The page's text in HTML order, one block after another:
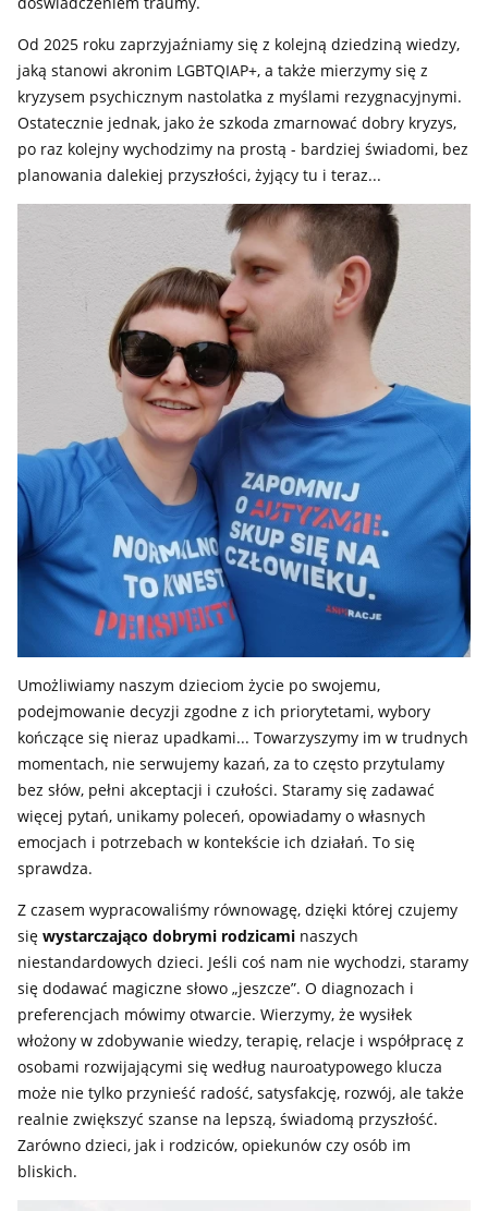
Od 2025 roku zaprzyjaźniamy się z kolejną dziedziną wiedzy,
jaką stanowi akronim LGBTQIAP+, a także mierzymy się z
kryzysem psychicznym nastolatka z myślami rezygnacyjnymi.
Ostatecznie jednak, jako że szkoda zmarnować dobry kryzys,
po raz kolejny wychodzimy na prostą - bardziej świadomi, bez
planowania dalekiej przyszłości, żyjący tu i teraz...
Umożliwiamy naszym dzieciom życie po swojemu,
podejmowanie decyzji zgodne z ich priorytetami, wybory
kończące się nieraz upadkami... Towarzyszymy im w trudnych
momentach, nie serwujemy kazań, za to często przytulamy
bez słów, pełni akceptacji i czułości. Staramy się zadawać
więcej pytań, unikamy poleceń, opowiadamy o własnych
emocjach i potrzebach w kontekście ich działań. To się
sprawdza.
Z czasem wypracowaliśmy równowagę, dzięki której czujemy
się wystarczająco dobrymi rodzicami naszych
niestandardowych dzieci. Jeśli coś nam nie wychodzi, staramy
się dodawać magiczne słowo „jeszcze”. O diagnozach i
preferencjach mówimy otwarcie. Wierzymy, że wysiłek
włożony w zdobywanie wiedzy, terapię, relacje i współpracę z
osobami rozwijającymi się według nauroatypowego klucza
może nie tylko przynieść radość, satysfakcję, rozwój, ale także
realnie zwiększyć szanse na lepszą, świadomą przyszłość.
Zarówno dzieci, jak i rodziców, opiekunów czy osób im
bliskich.